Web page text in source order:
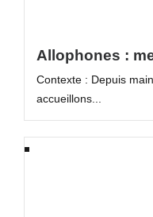
Allophones :
Contexte : Depuis
accueillons...